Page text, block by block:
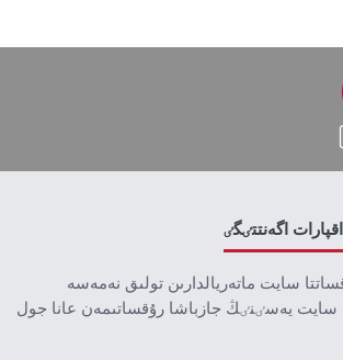
سايت ماتەريالدارىن تولىق نەمەسە
يەسٸنٸڭ جازباشا رۇقساتىمەن عانا جول